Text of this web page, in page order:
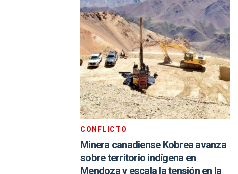
CONFLICTO
Minera canadiense Kobrea avanza
sobre territorio indígena en